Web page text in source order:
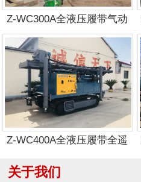
Z-WC300A全液压履带气动
工艺钻机
Z-WC400A全液压履带全遥
关于我们